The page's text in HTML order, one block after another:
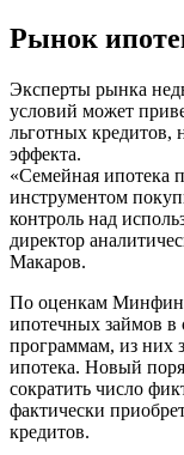
Рынок
Эксперты рынка
условий может
льготных кредитов,
эффекта.
«Семейная ипотека
инструментом
контроль над
директор
Макаров.
По оценкам
ипотечных займов в
программам, из них
ипотека. Новый
сократить число
фактически
кредитов.